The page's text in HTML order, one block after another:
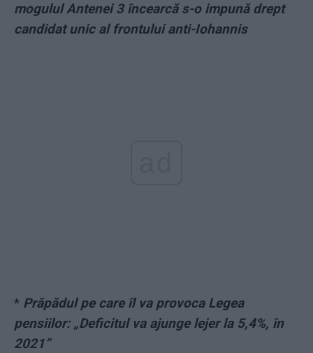
mogulul Antenei 3 încearcă s-o impună drept
candidat unic al frontului anti-Iohannis
* Prăpădul pe care îl va provoca Legea
pensiilor: „Deficitul va ajunge lejer la 5,4%, în
2021”